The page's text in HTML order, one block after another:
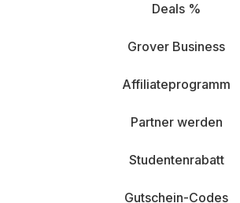
Deals %
Grover Business
Affiliateprogramm
Partner werden
Studentenrabatt
Gutschein-Codes